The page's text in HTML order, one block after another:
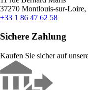
37270 Montlouis-sur-Loire,
+33 1 86 47 62 58
Sichere Zahlung
Kaufen Sie sicher auf